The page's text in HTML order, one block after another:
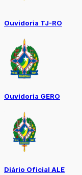
Ouvidoria TJ-RO
Ouvidoria GERO
Diário Oficial ALE